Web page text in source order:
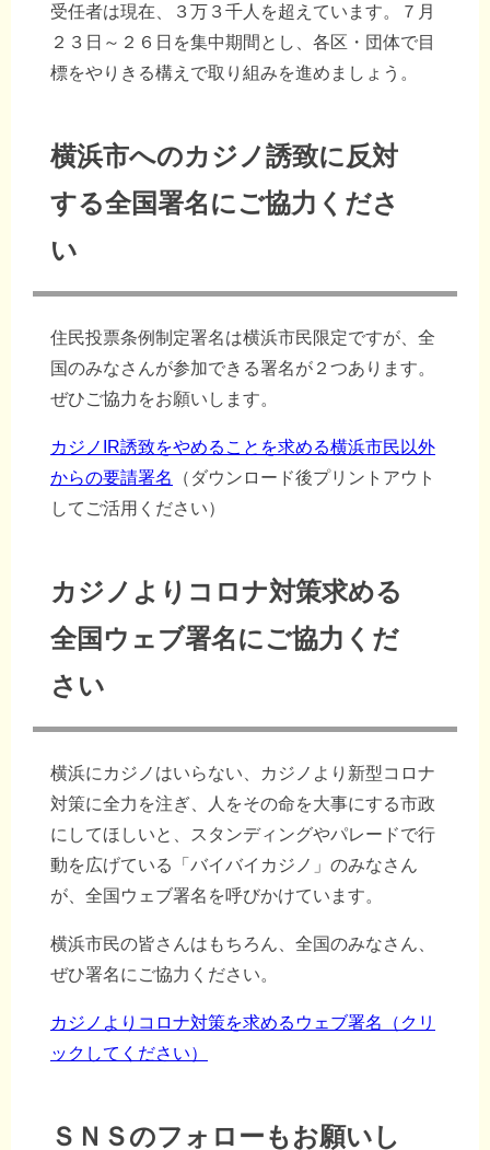
受任者は現在、３万３千人を超えています。７月
２３日～２６日を集中期間とし、各区・団体で目
標をやりきる構えで取り組みを進めましょう。
横浜市へのカジノ誘致に反対
する全国署名にご協力くださ
い
住民投票条例制定署名は横浜市民限定ですが、全
国のみなさんが参加できる署名が２つあります。
ぜひご協力をお願いします。
カジノIR誘致をやめることを求める横浜市民以外
からの要請署名
（ダウンロード後プリントアウト
してご活用ください）
カジノよりコロナ対策求める
全国ウェブ署名にご協力くだ
さい
横浜にカジノはいらない、カジノより新型コロナ
対策に全力を注ぎ、人をその命を大事にする市政
にしてほしいと、スタンディングやパレードで行
動を広げている「バイバイカジノ」のみなさん
が、全国ウェブ署名を呼びかけています。
横浜市民の皆さんはもちろん、全国のみなさん、
ぜひ署名にご協力ください。
カジノよりコロナ対策を求めるウェブ署名（クリ
ックしてください）
ＳＮＳのフォローもお願いし